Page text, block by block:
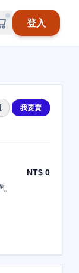
登入
我要賣
NT$ 0